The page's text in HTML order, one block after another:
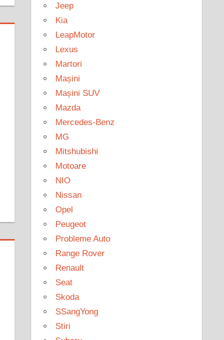
Jeep
Kia
LeapMotor
Lexus
Martori
Mașini
Mașini SUV
Mazda
Mercedes-Benz
MG
Mitshubishi
Motoare
NIO
Nissan
Opel
Peugeot
Probleme Auto
Range Rover
Renault
Seat
Skoda
SSangYong
Stiri